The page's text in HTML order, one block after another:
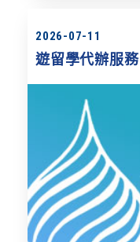
2026-07-11
遊留學代辦服務